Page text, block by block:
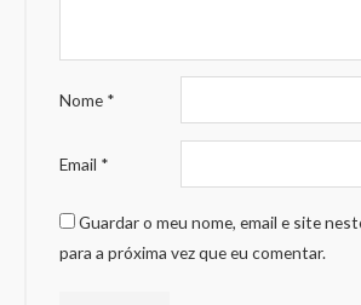
Nome *
Email *
Guardar o meu nome, email e site
para a próxima vez que eu comentar.